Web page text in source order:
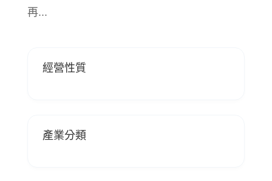
再...
經營性質
產業分類